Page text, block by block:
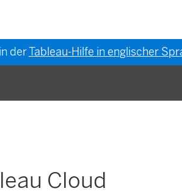
derTableau-Hilfe in englischer
Cloud